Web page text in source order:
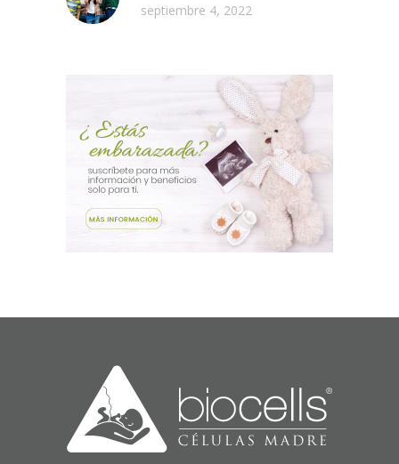
septiembre 4, 2022